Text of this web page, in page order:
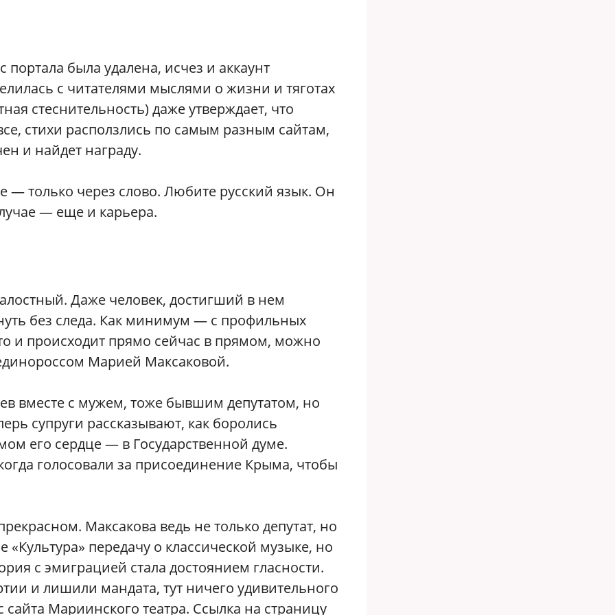
была удалена, исчез и аккаунт
с читателями мыслями о жизни и тяготах
стеснительность) даже утверждает, что
стихи расползлись по самым разным сайтам,
и найдет награду.
— только через слово. Любите русский язык. Он
— еще и карьера.
Даже человек, достигший в нем
без следа. Как минимум — с профильных
и происходит прямо сейчас в прямом, можно
Марией Максаковой.
вместе с мужем, тоже бывшим депутатом, но
супруги рассказывают, как боролись
его сердце — в Государственной думе.
голосовали за присоединение Крыма, чтобы
Максакова ведь не только депутат, но
передачу о классической музыке, но
с эмиграцией стала достоянием гласности.
и лишили мандата, тут ничего удивительного
сайта Мариинского театра. Ссылка на страницу